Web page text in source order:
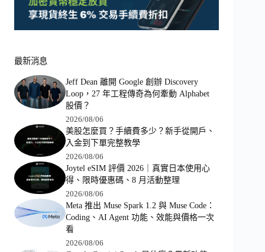
最新消息
Jeff Dean 離開 Google 創辦 Discovery
Loop，27 年工程傳奇為何牽動 Alphabet
股價？
2026/08/06
美股怎麼買？手續費多少？新手從開戶、
入金到下單完整教學
2026/08/06
Joytel eSIM 評價 2026｜真實日本使用心
得、限時優惠碼、8 月活動整理
2026/08/06
Meta 推出 Muse Spark 1.2 與 Muse Code：
Coding、AI Agent 功能、效能與價格一次
看
2026/08/06